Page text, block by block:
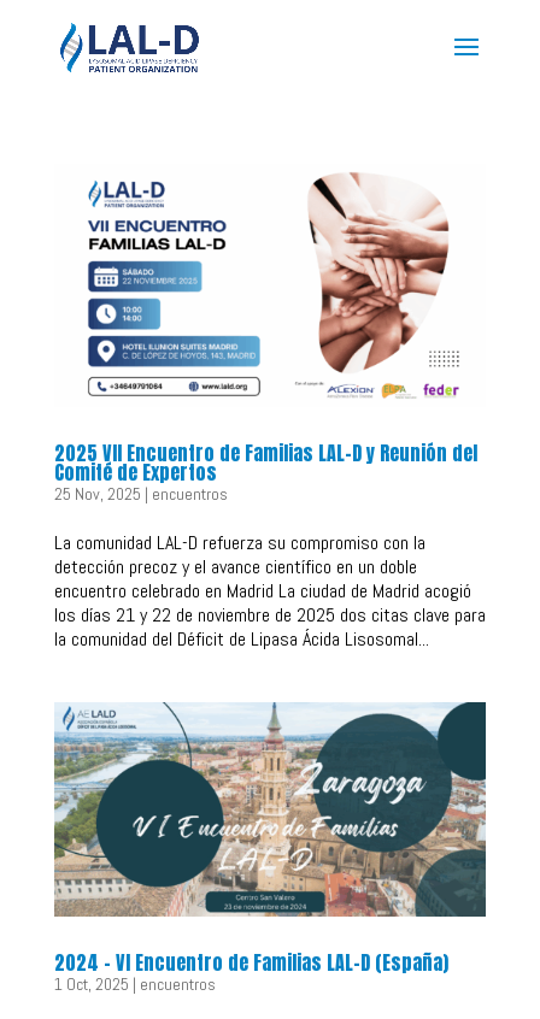
2025 VII Encuentro de Familias LAL-D y Reunión del
Comité de Expertos
25 Nov, 2025 | encuentros
La comunidad LAL-D refuerza su compromiso con la
detección precoz y el avance científico en un doble
encuentro celebrado en Madrid La ciudad de Madrid acogió
los días 21 y 22 de noviembre de 2025 dos citas clave para
la comunidad del Déficit de Lipasa Ácida Lisosomal...
2024 – VI Encuentro de Familias LAL-D (España)
1 Oct, 2025 | encuentros